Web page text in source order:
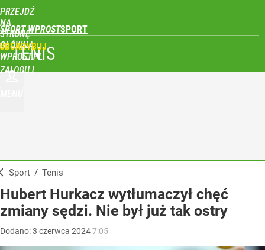
PRZEJDŹ
NA
STRONĘ
GŁÓWNĄ
WPROST.PL
SPORT WPROST
ZALOGUJ
TENIS
Sport / Tenis
Hubert Hurkacz wytłumaczył chęć
zmiany sędzi. Nie był już tak ostry
Dodano:3 czerwca 20247:05